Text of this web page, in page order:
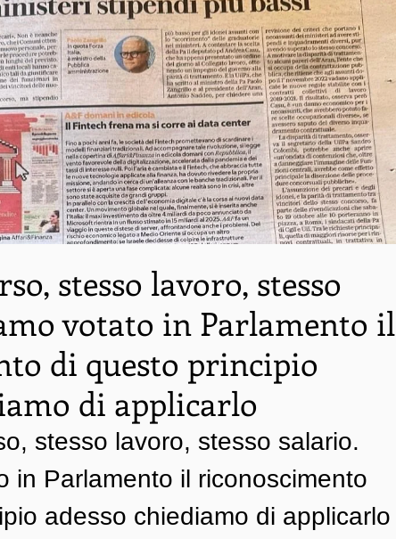
stesso lavoro, stesso
votato in Parlamento il
di questo principio
di applicarlo
stesso lavoro, stesso salario.
in Parlamento il riconoscimento
adesso chiediamo di applicarlo